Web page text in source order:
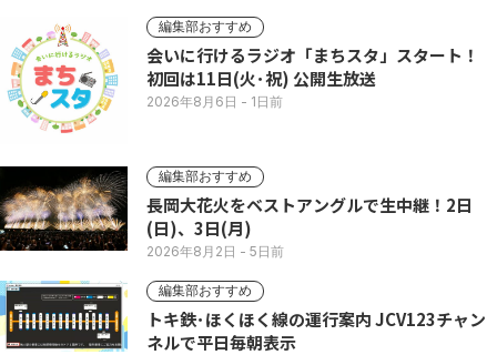
編集部おすすめ
会いに行けるラジオ「まちスタ」スタート！
初回は11日(火･祝) 公開生放送
2026年8月6日 - 1日前
編集部おすすめ
長岡大花火をベストアングルで生中継！2日
(日)、3日(月)
2026年8月2日 - 5日前
編集部おすすめ
トキ鉄･ほくほく線の運行案内 JCV123チャン
ネルで平日毎朝表示